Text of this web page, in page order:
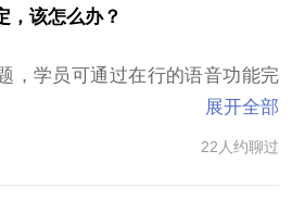
的大户，考好了数学，就得了高
。
，为何到了高中就不行呢？
文理分科如何选择？
巨大，该怎么办好呢？
，该怎么办？
，学员可通过在行的语音功能完
展开全部
22人约聊过